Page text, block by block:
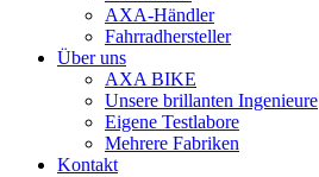
AXA-Händler
Fahrradhersteller
Über uns
AXA BIKE
Unsere brillanten Ingenieure
Eigene Testlabore
Mehrere Fabriken
Kontakt